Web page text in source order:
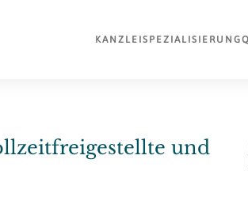
KANZLEISPEZIALISIERUNG
und